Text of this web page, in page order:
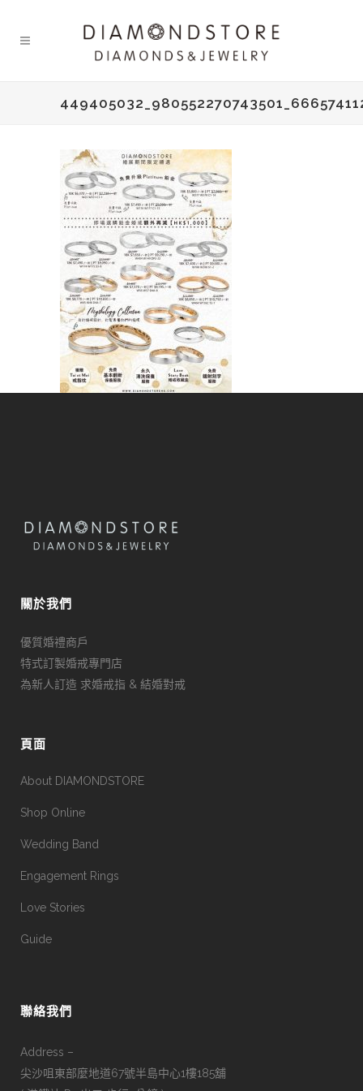
關於我們
優質婚禮商戶
特式訂製婚戒專門店
為新人訂造 求婚戒指 & 結婚對戒
頁面
About DIAMONDSTORE
Shop Online
Wedding Band
Engagement Rings
Love Stories
Guide
聯絡我們
Address –
尖沙咀東部麼地道67號半島中心1樓185舖